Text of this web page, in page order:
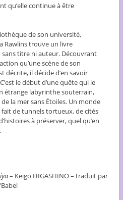
qu’elle continue à être
de son université,
Rawlins trouve un livre
sans titre ni auteur. Découvrant
qu’une scène de son
décrite, il décide d’en savoir
le début d’une quête qui le
étrange labyrinthe souterrain,
la mer sans Étoiles. Un monde
de tunnels tortueux, de cités
à préserver, quel qu’en
– Keigo HIGASHINO – traduit par